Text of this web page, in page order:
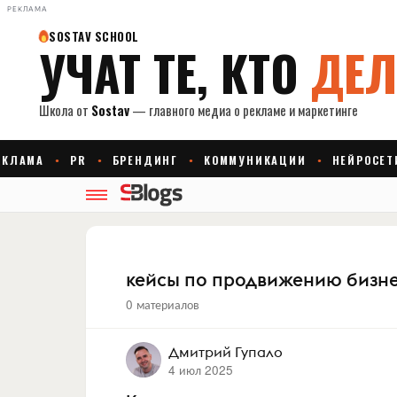
РЕКЛАМА
кейсы по продвижению
0 материалов
Дмитрий Гупало
4 июл 2025